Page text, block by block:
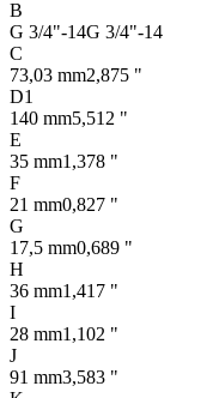
B
G 3/4"-14G 3/4"-14
C
73,03 mm2,875 "
D1
140 mm5,512 "
E
35 mm1,378 "
F
21 mm0,827 "
G
17,5 mm0,689 "
H
36 mm1,417 "
I
28 mm1,102 "
J
91 mm3,583 "